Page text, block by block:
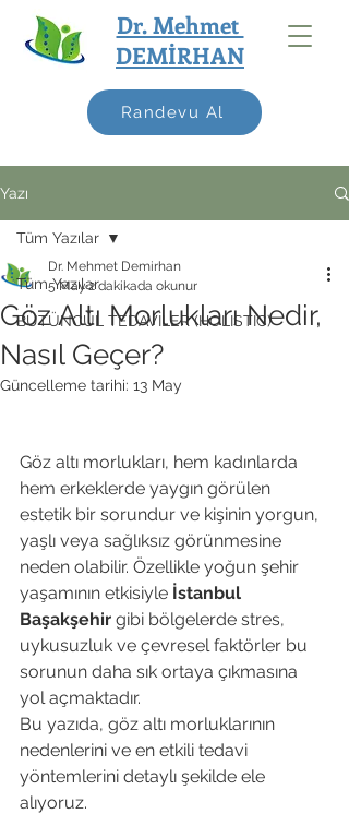
Dr. Mehmet
DEMİRHAN
Randevu Al
Yazı
Tüm Yazılar
BÜTÜNCÜL TEDAVİLER (HOLISTIC)
Tüm Yazılar
Göz Altı Morlukları Nedir,
Nasıl Geçer?
Dr. Mehmet Demirhan
5 May2 dakikada okunur
Güncelleme tarihi: 13 May
Göz altı morlukları, hem kadınlarda
hem erkeklerde yaygın görülen
estetik bir sorundur ve kişinin yorgun,
yaşlı veya sağlıksız görünmesine
neden olabilir. Özellikle yoğun şehir
yaşamının etkisiyle İstanbul
Başakşehir gibi bölgelerde stres,
uykusuzluk ve çevresel faktörler bu
sorunun daha sık ortaya çıkmasına
yol açmaktadır.
Bu yazıda, göz altı morluklarının
nedenlerini ve en etkili tedavi
yöntemlerini detaylı şekilde ele
alıyoruz.